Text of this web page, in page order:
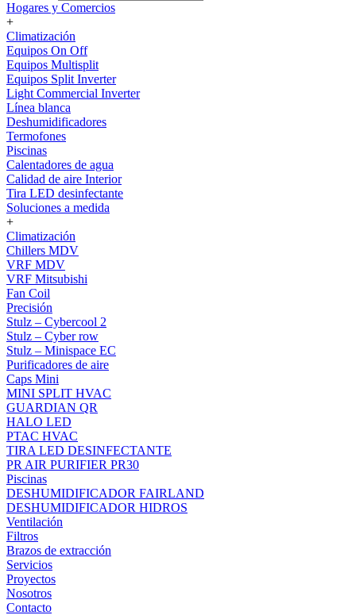
Hogares y Comercios
+
Climatización
Equipos On Off
Equipos Multisplit
Equipos Split Inverter
Light Commercial Inverter
Línea blanca
Deshumidificadores
Termofones
Piscinas
Calentadores de agua
Calidad de aire Interior
Tira LED desinfectante
Soluciones a medida
+
Climatización
Chillers MDV
VRF MDV
VRF Mitsubishi
Fan Coil
Precisión
Stulz – Cybercool 2
Stulz – Cyber row
Stulz – Minispace EC
Purificadores de aire
Caps Mini
MINI SPLIT HVAC
GUARDIAN QR
HALO LED
PTAC HVAC
TIRA LED DESINFECTANTE
PR AIR PURIFIER PR30
Piscinas
DESHUMIDIFICADOR FAIRLAND
DESHUMIDIFICADOR HIDROS
Ventilación
Filtros
Brazos de extracción
Servicios
Proyectos
Nosotros
Contacto